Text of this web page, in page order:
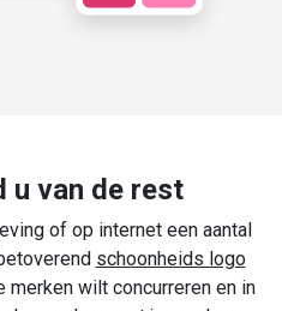
u van de rest
of op internet een aantal
schoonheids logo
wilt concurreren en in